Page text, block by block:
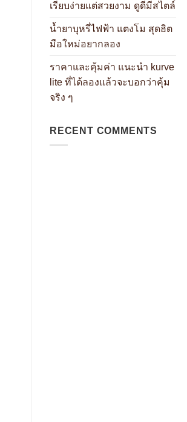
เรียบง่ายแต่สวยงาม ดูดีมีสไตล์
น้ำยาบุหรี่ไฟฟ้า แตงโม สุดฮิต
มือใหม่อยากลอง
ราคาและคุ้มค่า แนะนำ kurve
lite ที่ได้ลองแล้วจะบอกว่าคุ้ม
จริง ๆ
RECENT COMMENTS